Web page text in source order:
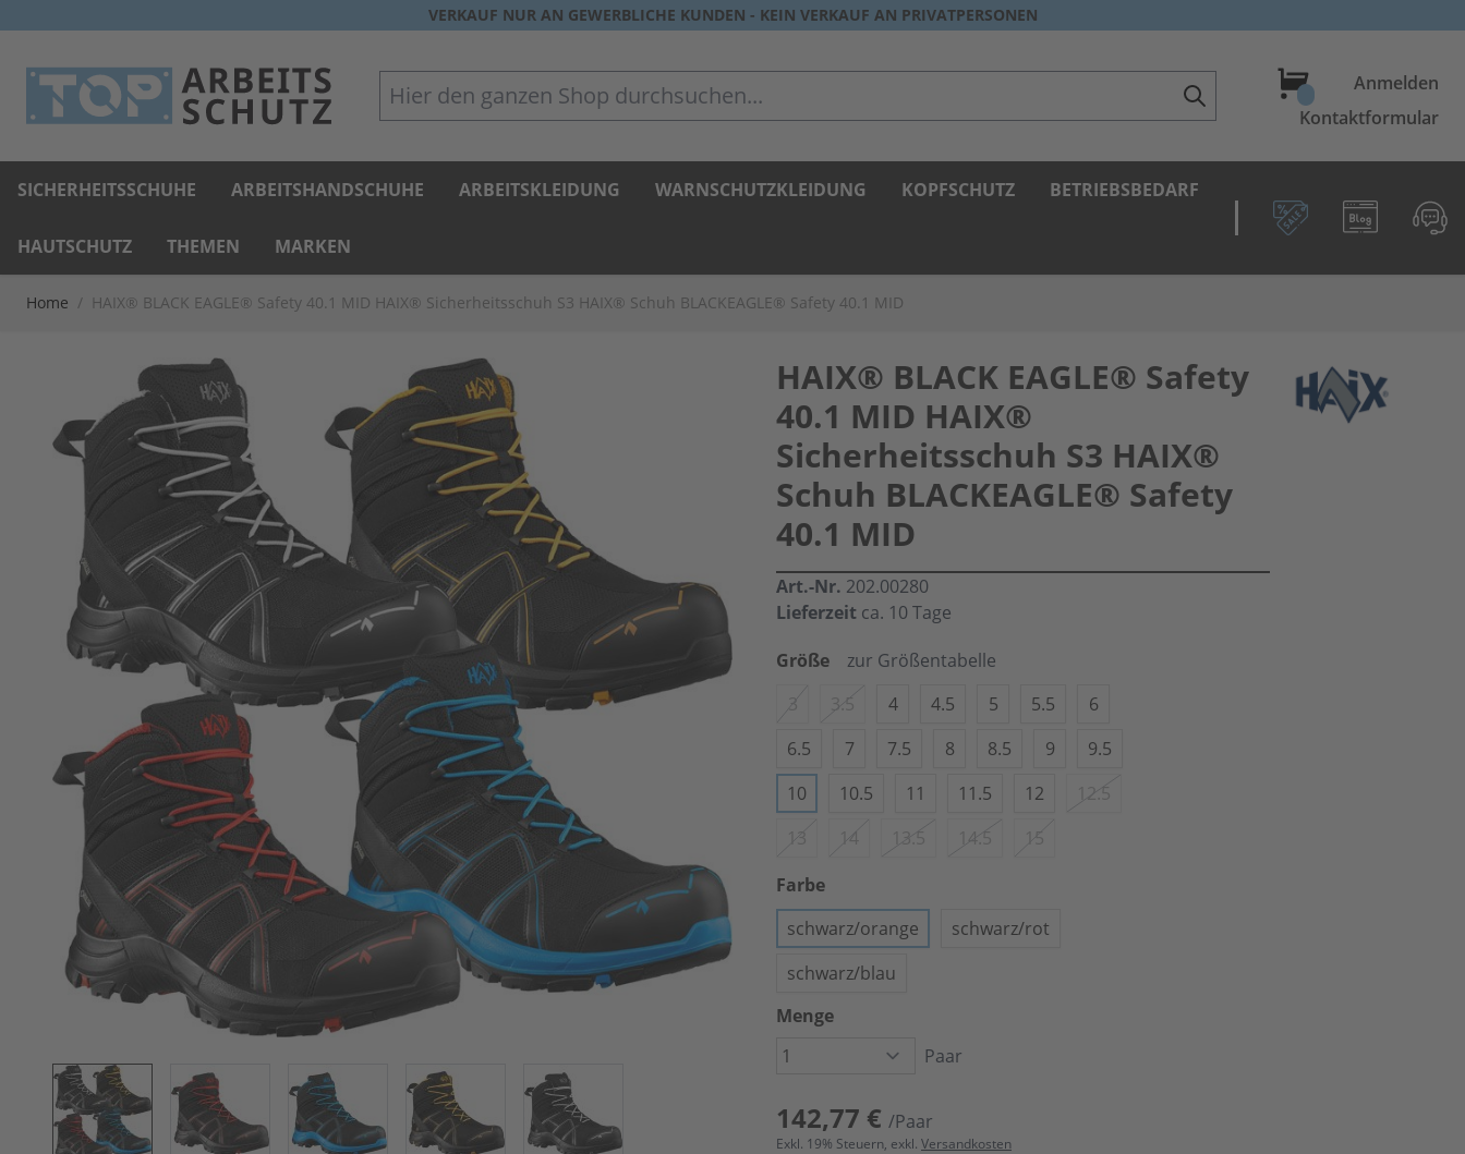
VERKAUF NUR AN GEWERBLICHE KUNDEN - KEIN VERKAUF AN PRIVATPERSONEN
Hier den ganzen Shop durchsuchen... WarenkorbAnmelden
Kontaktformular
SICHERHEITSSCHUHE ARBEITSHANDSCHUHE ARBEITSKLEIDUNG WARNSCHUTZKLEIDUNG KOPFSCHUTZ BETRIEBSBEDARF
HAUTSCHUTZ THEMEN MARKEN
Home / HAIX® BLACK EAGLE® Safety 40.1 MID HAIX® Sicherheitsschuh S3 HAIX® Schuh BLACKEAGLE® Safety 40.1 MID
HAIX® BLACK EAGLE® Safety
40.1 MID HAIX®
Sicherheitsschuh S3 HAIX®
Schuh BLACKEAGLE® Safety
40.1 MID
Art.-Nr. 202.00280
Lieferzeit ca. 10 Tage
Größe
zur Größentabelle
4 4.5 5 5.5
6
6.5
7 7.5 8 8.5 9
9.5
10
10.5 11 11.5 12
Farbe
schwarz/orange
schwarz/rot
schwarz/blau
Menge
Paar
142,77 € /Paar
Exkl. 19% Steuern, exkl. Versandkosten